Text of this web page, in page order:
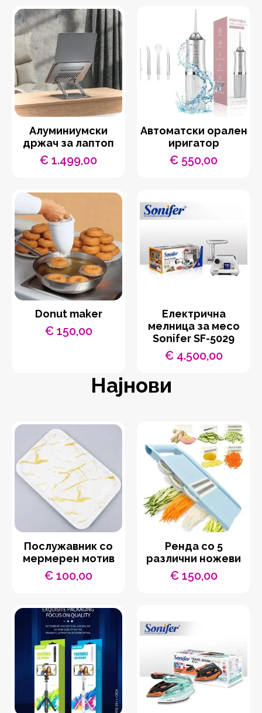
Aлуминиумски
држач за лаптоп
€ 1.499,00
Автоматски орален
иригатор
€ 550,00
Donut maker
€150,00
Eлектрична
мелница за месо
Sonifer SF-5029
€4.500,00
Најнови
Послужавник со
мермерен мотив
€ 100,00
Ренда со 5
различни ножеви
€150,00